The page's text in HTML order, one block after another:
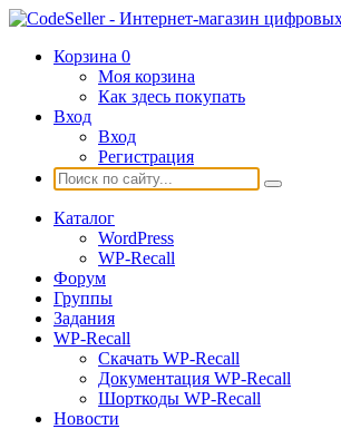
Корзина 0
Моя корзина
Как здесь покупать
Вход
Вход
Регистрация
Каталог
WordPress
WP-Recall
Форум
Группы
Задания
WP-Recall
Скачать WP-Recall
Документация WP-Recall
Шорткоды WP-Recall
Новости